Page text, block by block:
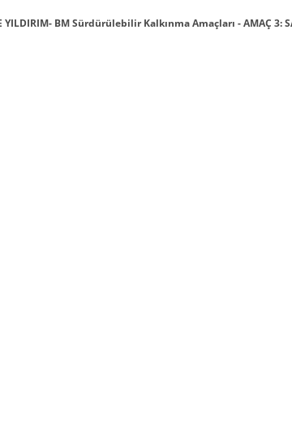
YILDIRIM- BM Sürdürülebilir Kalkınma Amaçları - AMAÇ 3: